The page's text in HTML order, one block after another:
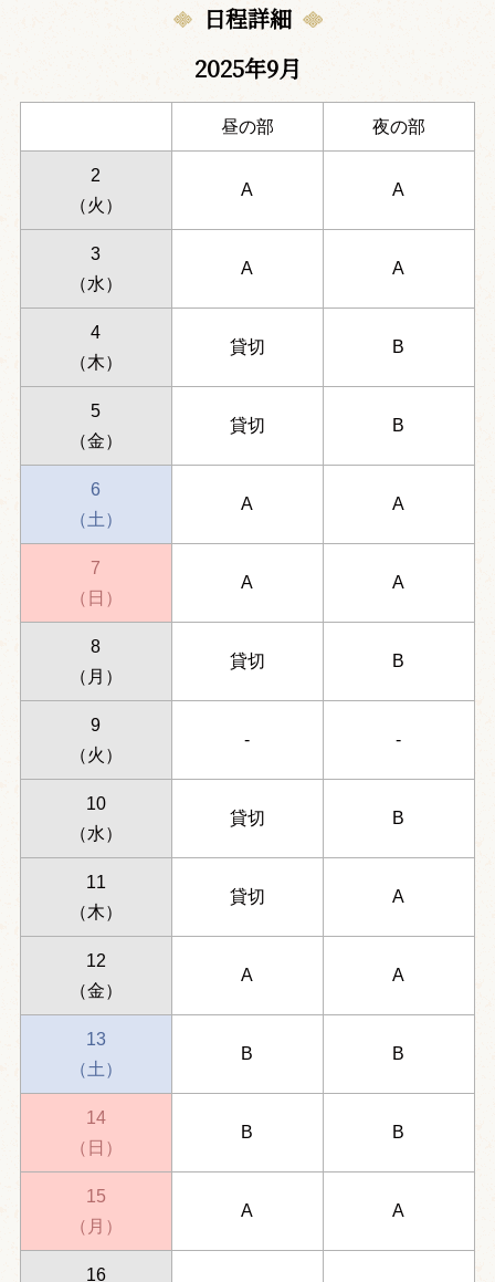
日程詳細
2025年9月
昼の部 夜の部
2
（火）
A A
3
（水）
A A
4
（木）
貸切 B
5
（金）
貸切 B
6
（土）
A A
7
（日）
A A
8
（月）
貸切 B
9
（火）
- -
10
（水）
貸切 B
11
（木）
貸切 A
12
（金）
A A
13
（土）
B B
14
（日）
B B
15
（月）
A A
16